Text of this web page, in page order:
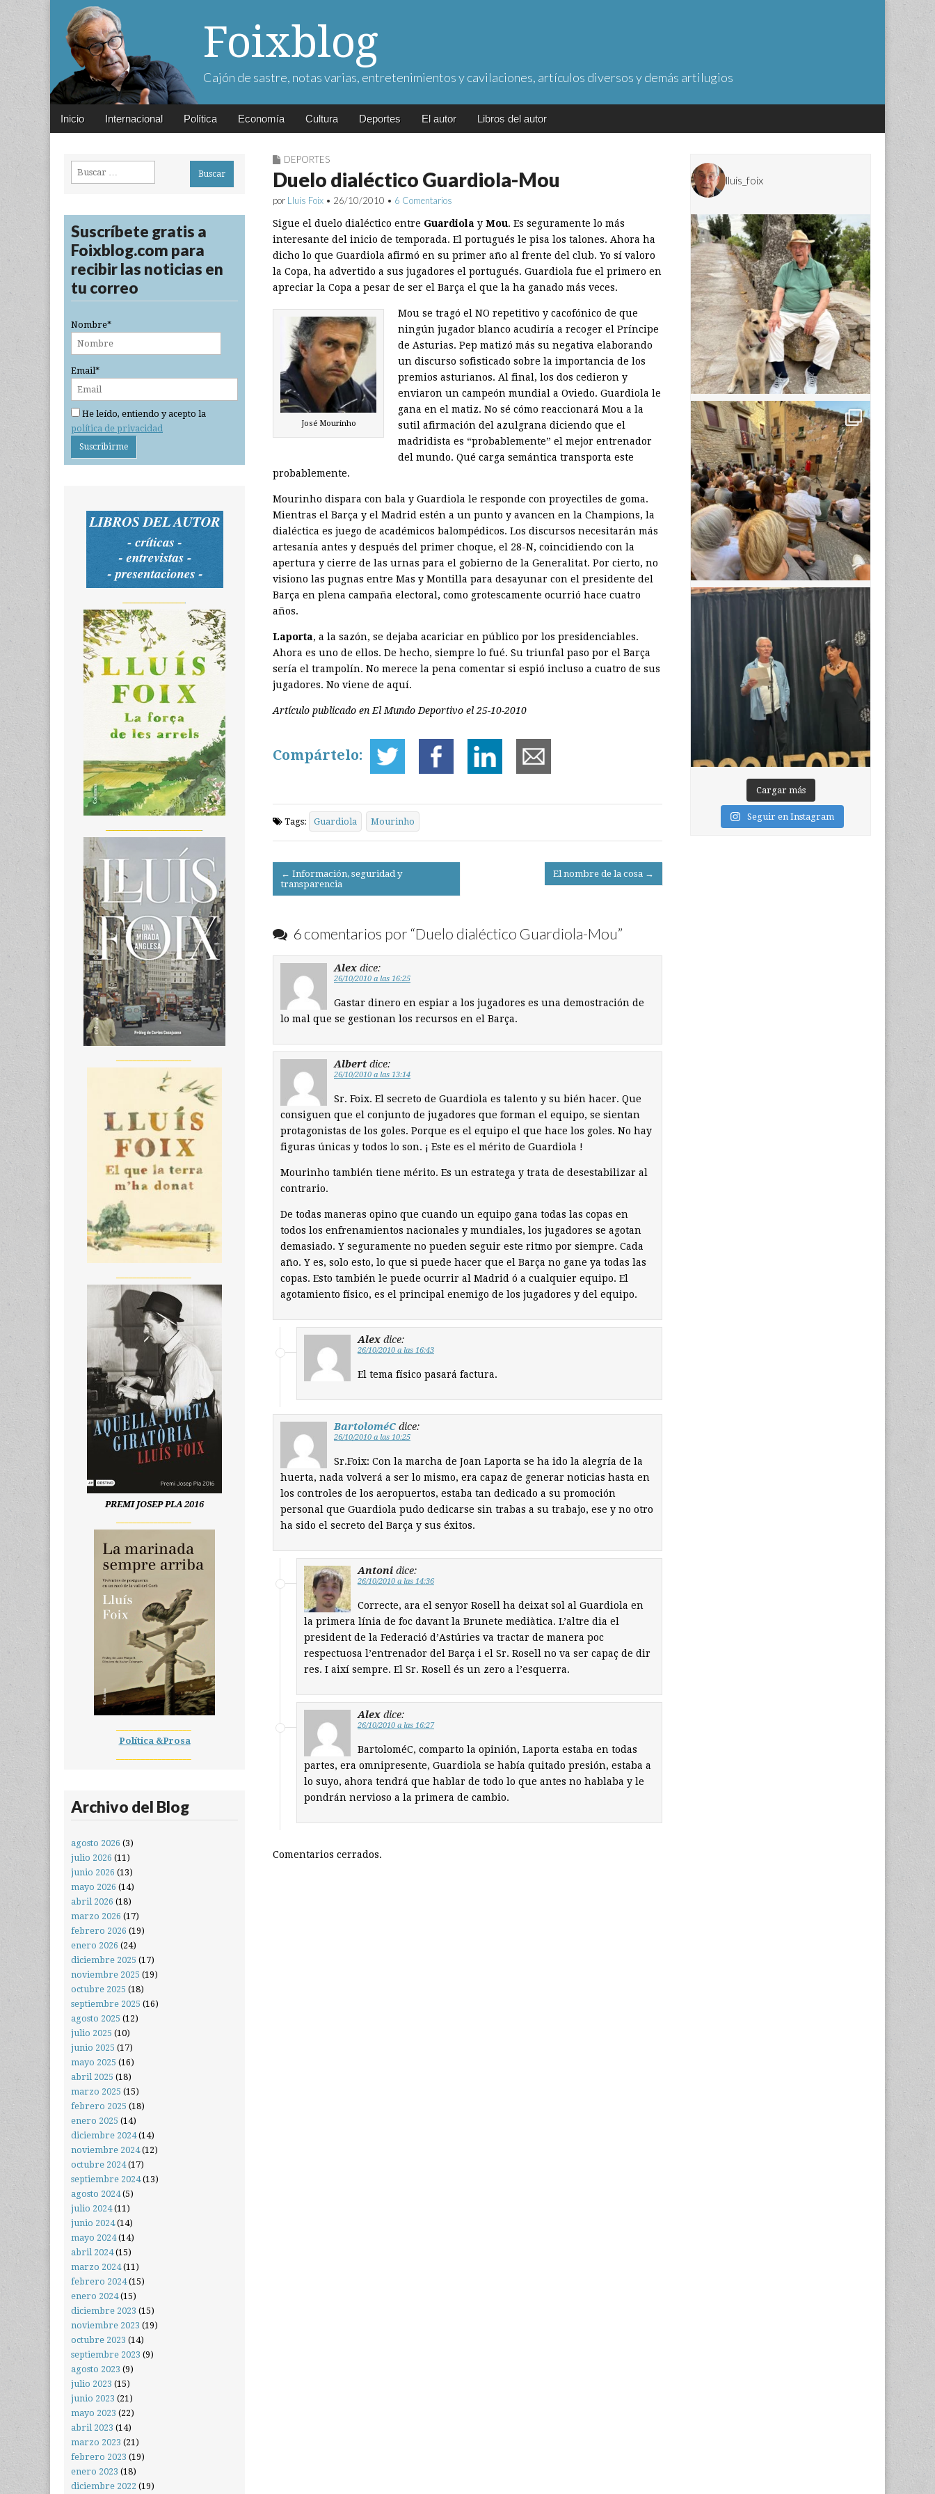
Foixblog
Cajón de sastre, notas varias, entretenimientos y cavilaciones, artículos diversos y demás artilugios
Main
Skip
Inicio Internacional Política Economía Cultura Deportes El autor Libros del autor
DEPORTES
Duelo dialéctico Guardiola-Mou
por Lluís Foix • 26/10/2010 • 6 Comentarios
Sigue el duelo dialéctico entre Guardiola y Mou. Es seguramente lo más
interesante del inicio de temporada. El portugués le pisa los talones. Ahora ha
dicho lo que Guardiola afirmó en su primer año al frente del club. Yo sí valoro
la Copa, ha advertido a sus jugadores el portugués. Guardiola fue el primero en
apreciar la Copa a pesar de ser el Barça el que la ha ganado más veces.
José Mourinho
Mou se tragó el NO repetitivo y cacofónico de que
ningún jugador blanco acudiría a recoger el Príncipe
de Asturias. Pep matizó más su negativa elaborando
un discurso sofisticado sobre la importancia de los
premios asturianos. Al final, los dos cedieron y
enviaron un campeón mundial a Oviedo. Guardiola le
gana en el matiz. No sé cómo reaccionará Mou a la
sutil afirmación del azulgrana diciendo que el
madridista es “probablemente” el mejor entrenador
del mundo. Qué carga semántica transporta este
probablemente.
Mourinho dispara con bala y Guardiola le responde con proyectiles de goma.
Mientras el Barça y el Madrid estén a un punto y avancen en la Champions, la
dialéctica es juego de académicos balompédicos. Los discursos necesitarán más
artesanía antes y después del primer choque, el 28-N, coincidiendo con la
apertura y cierre de las urnas para el gobierno de la Generalitat. Por cierto, no
visiono las pugnas entre Mas y Montilla para desayunar con el presidente del
Barça en plena campaña electoral, como grotescamente ocurrió hace cuatro
años.
Laporta, a la sazón, se dejaba acariciar en público por los presidenciables.
Ahora es uno de ellos. De hecho, siempre lo fué. Su triunfal paso por el Barça
sería el trampolín. No merece la pena comentar si espió incluso a cuatro de sus
jugadores. No viene de aquí.
Artículo publicado en El Mundo Deportivo el 25-10-2010
Compártelo:
Tags: Guardiola Mourinho
Post
navigation
← Información, seguridad y
transparencia
El nombre de la cosa →
6 comentarios por “Duelo dialéctico Guardiola-Mou”
Alex dice:
26/10/2010 a las 16:25
Gastar dinero en espiar a los jugadores es una demostración de
lo mal que se gestionan los recursos en el Barça.
Albert dice:
26/10/2010 a las 13:14
Sr. Foix. El secreto de Guardiola es talento y su bién hacer. Que
consiguen que el conjunto de jugadores que forman el equipo, se sientan
protagonistas de los goles. Porque es el equipo el que hace los goles. No hay
figuras únicas y todos lo son. ¡ Este es el mérito de Guardiola !
Mourinho también tiene mérito. Es un estratega y trata de desestabilizar al
contrario.
De todas maneras opino que cuando un equipo gana todas las copas en
todos los enfrenamientos nacionales y mundiales, los jugadores se agotan
demasiado. Y seguramente no pueden seguir este ritmo por siempre. Cada
año. Y es, solo esto, lo que si puede hacer que el Barça no gane ya todas las
copas. Esto también le puede ocurrir al Madrid ó a cualquier equipo. El
agotamiento físico, es el principal enemigo de los jugadores y del equipo.
Alex dice:
26/10/2010 a las 16:43
El tema físico pasará factura.
BartoloméC dice:
26/10/2010 a las 10:25
Sr.Foix: Con la marcha de Joan Laporta se ha ido la alegría de la
huerta, nada volverá a ser lo mismo, era capaz de generar noticias hasta en
los controles de los aeropuertos, estaba tan dedicado a su promoción
personal que Guardiola pudo dedicarse sin trabas a su trabajo, ese y no otro
ha sido el secreto del Barça y sus éxitos.
Antoni dice:
26/10/2010 a las 14:36
Correcte, ara el senyor Rosell ha deixat sol al Guardiola en
la primera línia de foc davant la Brunete mediàtica. L’altre dia el
president de la Federació d’Astúries va tractar de manera poc
respectuosa l’entrenador del Barça i el Sr. Rosell no va ser capaç de dir
res. I així sempre. El Sr. Rosell és un zero a l’esquerra.
Alex dice:
26/10/2010 a las 16:27
BartoloméC, comparto la opinión, Laporta estaba en todas
partes, era omnipresente, Guardiola se había quitado presión, estaba a
lo suyo, ahora tendrá que hablar de todo lo que antes no hablaba y le
pondrán nervioso a la primera de cambio.
Comentarios cerrados.
Buscar:
Suscríbete gratis a
Foixblog.com para
recibir las noticias en
tu correo
Nombre*
Email*
He leído, entiendo y acepto la
política de privacidad
PREMI JOSEP PLA 2016
Política &Prosa
Archivo del Blog
agosto 2026 (3)
julio 2026 (11)
junio 2026 (13)
mayo 2026 (14)
abril 2026 (18)
marzo 2026 (17)
febrero 2026 (19)
enero 2026 (24)
diciembre 2025 (17)
noviembre 2025 (19)
octubre 2025 (18)
septiembre 2025 (16)
agosto 2025 (12)
julio 2025 (10)
junio 2025 (17)
mayo 2025 (16)
abril 2025 (18)
marzo 2025 (15)
febrero 2025 (18)
enero 2025 (14)
diciembre 2024(14)
noviembre 2024(12)
octubre 2024(17)
septiembre 2024(13)
agosto 2024(5)
julio 2024(11)
junio 2024(14)
mayo 2024(14)
abril 2024(15)
marzo 2024(11)
febrero 2024(15)
enero 2024(15)
diciembre 2023 (15)
noviembre 2023 (19)
octubre 2023 (14)
septiembre 2023 (9)
agosto 2023 (9)
julio 2023 (15)
junio 2023 (21)
mayo 2023 (22)
abril 2023 (14)
marzo 2023 (21)
febrero 2023 (19)
enero 2023 (18)
diciembre 2022 (19)
lluis_foix
Cargar más
Seguir en Instagram